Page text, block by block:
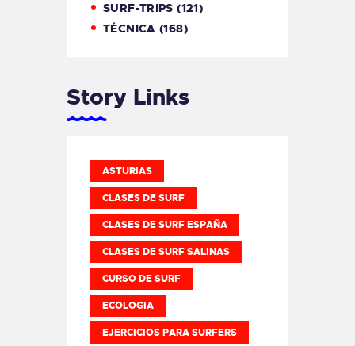
SURF-TRIPS (121)
TÉCNICA (168)
Story Links
ASTURIAS
CLASES DE SURF
CLASES DE SURF ESPAÑA
CLASES DE SURF SALINAS
CURSO DE SURF
ECOLOGIA
EJERCICIOS PARA SURFERS